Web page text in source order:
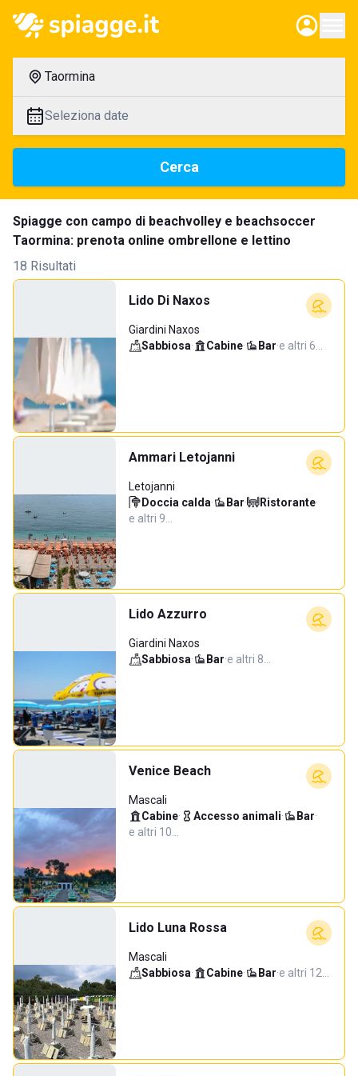
Taormina
Seleziona date
Cerca
Spiagge con campo di beachvolley e beachsoccer
Taormina: prenota online ombrellone e lettino
18 Risultati
Lido Di Naxos
Giardini Naxos
Sabbiosa· Cabine· Bar·e altri 6…
Ammari Letojanni
Letojanni
Doccia calda· Bar· Ristorante·
e altri 9…
Lido Azzurro
Giardini Naxos
Sabbiosa· Bar·e altri 8…
Venice Beach
Mascali
Cabine· Accesso animali· Bar·
e altri 10…
Lido Luna Rossa
Mascali
Sabbiosa· Cabine· Bar·e altri 12…